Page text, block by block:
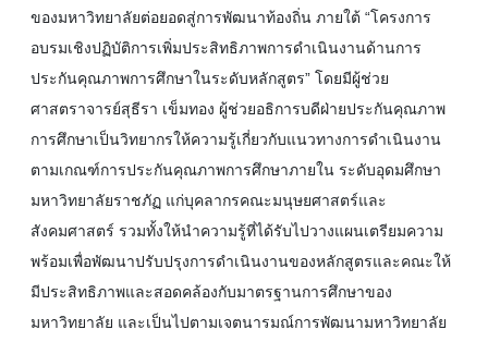
ของมหาวิทยาลัยต่อยอดสู่การพัฒนาท้องถิ่น ภายใต้ “โครงการ
อบรมเชิงปฏิบัติการเพิ่มประสิทธิภาพการดำเนินงานด้านการ
ประกันคุณภาพการศึกษาในระดับหลักสูตร” โดยมีผู้ช่วย
ศาสตราจารย์สุธีรา เข็มทอง ผู้ช่วยอธิการบดีฝ่ายประกันคุณภาพ
การศึกษาเป็นวิทยากรให้ความรู้เกี่ยวกับแนวทางการดำเนินงาน
ตามเกณฑ์การประกันคุณภาพการศึกษาภายใน ระดับอุดมศึกษา
มหาวิทยาลัยราชภัฏ แก่บุคลากรคณะมนุษยศาสตร์และ
สังคมศาสตร์ รวมทั้งให้นำความรู้ที่ได้รับไปวางแผนเตรียมความ
พร้อมเพื่อพัฒนาปรับปรุงการดำเนินงานของหลักสูตรและคณะให้
มีประสิทธิภาพและสอดคล้องกับมาตรฐานการศึกษาของ
มหาวิทยาลัย และเป็นไปตามเจตนารมณ์การพัฒนามหาวิทยาลัย